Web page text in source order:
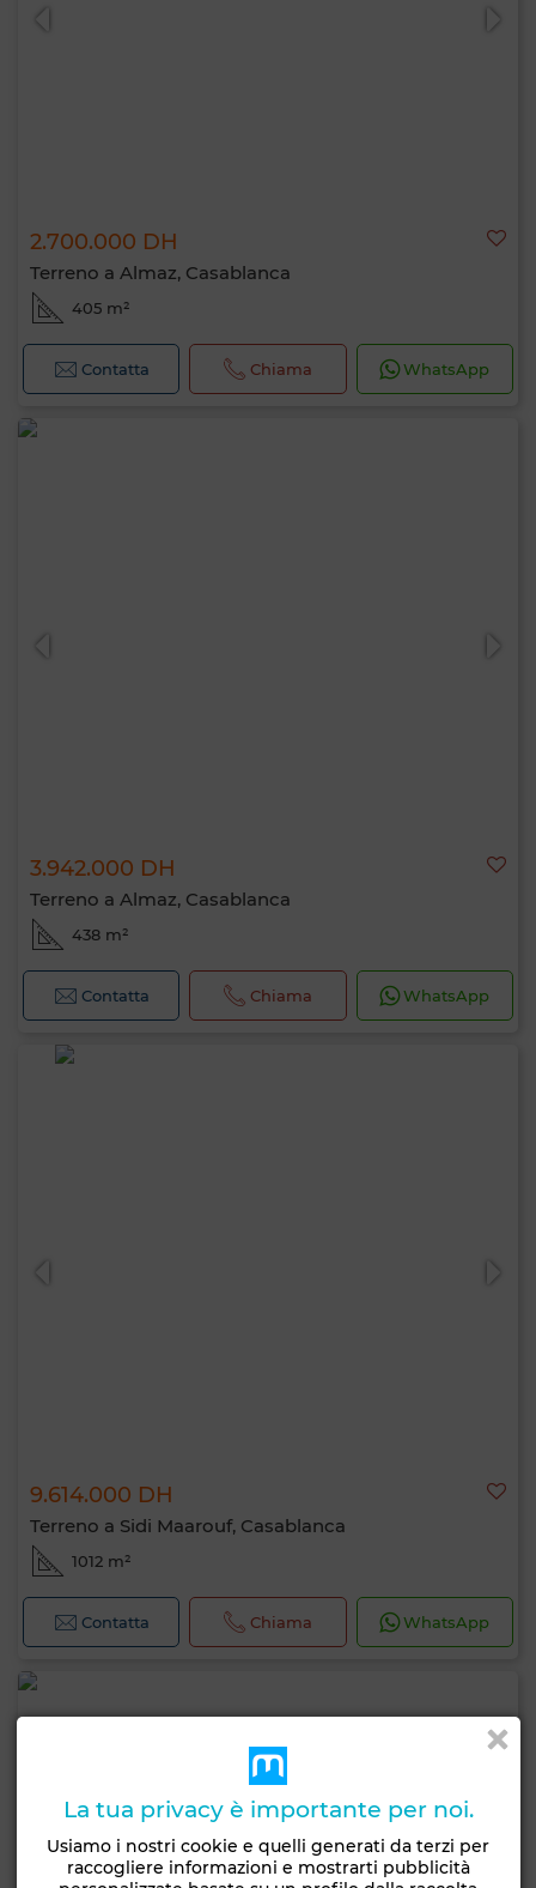
2.700.000 DH
Terreno a Almaz, Casablanca
405 m²
Contatta Chiama WhatsApp
3.942.000 DH
Terreno a Almaz, Casablanca
438 m²
Contatta Chiama WhatsApp
9.614.000 DH
Terreno a Sidi Maarouf, Casablanca
1012 m²
Contatta Chiama WhatsApp
La tua privacy è importante per noi.
Usiamo i nostri cookie e quelli generati da terzi per
raccogliere informazioni e mostrarti pubblicità